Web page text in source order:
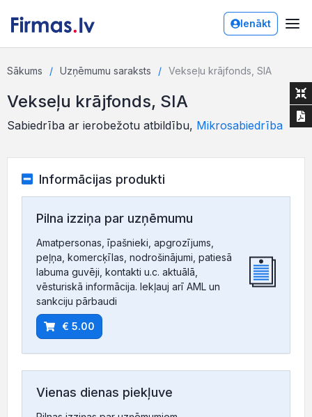
Ienākt
Sākums Uzņēmumu saraksts Vekseļu krājfonds, SIA
Vekseļu krājfonds, SIA
Sabiedrība ar ierobežotu atbildību, Mikrosabiedrība
Informācijas produkti
Pilna izziņa par uzņēmumu
Amatpersonas, īpašnieki, apgrozījums,
peļņa, komercķīlas, nodrošinājumi, patiesā
labuma guvēji, kontakti u.c. aktuālā,
vēsturiskā informācija. Iekļauj arī AML un
sankciju pārbaudi
€ 5.00
Vienas dienas piekļuve